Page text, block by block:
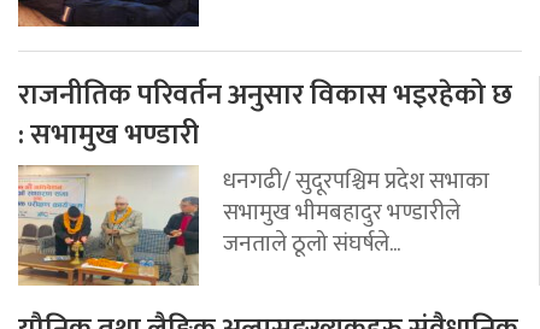
राजनीतिक परिवर्तन अनुसार विकास भइरहेको छ
: सभामुख भण्डारी
धनगढी/ सुदूरपश्चिम प्रदेश सभाका
सभामुख भीमबहादुर भण्डारीले
जनताले ठूलो संघर्षले...